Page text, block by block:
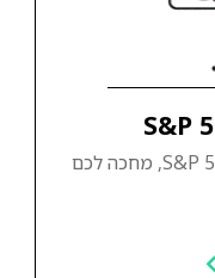
המדריך המלא לאיך להשקיע ב- S&P 500, מחכה לכם